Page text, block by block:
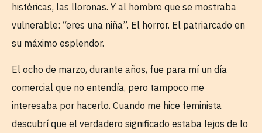
histéricas, las lloronas. Y al hombre que se mostraba
vulnerable: “eres una niña”. El horror. El patriarcado en
su máximo esplendor.
El ocho de marzo, durante años, fue para mí un día
comercial que no entendía, pero tampoco me
interesaba por hacerlo. Cuando me hice feminista
descubrí que el verdadero significado estaba lejos de lo